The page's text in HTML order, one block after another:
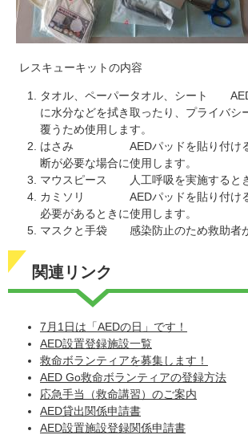
レスキューキットの内容
タオル、ペーパータオル、シート
に水分などを拭き取ったり、プライバシ
覆うため使用します。
はさみ AEDパッドを貼り付ける
断が必要な場合に使用します。
マウスピース 人工呼吸を実施するとき
カミソリ AEDパッドを貼り付ける
必要があるときに使用します。
マスクと手袋 感染防止のため救助者が
関連リンク
7月1日は「AEDの日」です！
AED設置登録施設一覧
救命ボランティアを募集します！
AED Go救命ボランティアの登録方法
応急手当（救命講習）のご案内
AED貸出関係申請書
AED設置施設登録関係申請書